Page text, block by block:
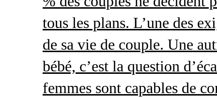
tous les plans. L’une des
de sa vie de couple. Une
bébé, c’est la question
femmes sont capables de